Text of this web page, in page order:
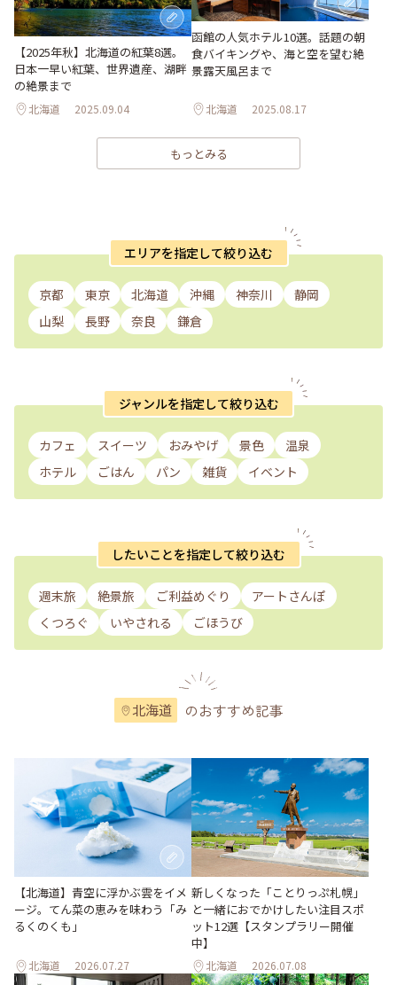
【2025年秋】北海道の紅葉8選。
日本一早い紅葉、世界遺産、湖畔
の絶景まで
北海道 2025.09.04
函館の人気ホテル10選。話題の朝
食バイキングや、海と空を望む絶
景露天風呂まで
北海道 2025.08.17
もっとみる
エリアを指定して絞り込む
京都 東京 北海道 沖縄 神奈川
静岡
山梨
長野 奈良 鎌倉
ジャンルを指定して絞り込む
カフェ スイーツ おみやげ 景色
温泉
ホテル
ごはん パン 雑貨 イベント
したいことを指定して絞り込む
週末旅 絶景旅 ご利益めぐり
アートさんぽ
くつろぐ
いやされる ごほうび
北海道 のおすすめ記事
【北海道】青空に浮かぶ雲をイメ
ージ。てん菜の恵みを味わう「み
るくのくも」
北海道 2026.07.27
新しくなった「ことりっぷ札幌」
と一緒におでかけしたい注目スポ
ット12選【スタンプラリー開催
中】
北海道 2026.07.08